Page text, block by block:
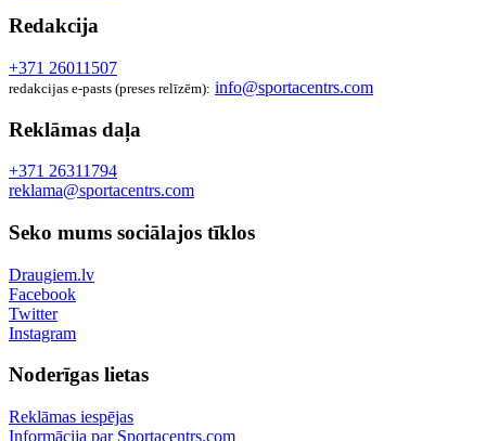
Redakcija
+371 26011507
redakcijas e-pasts (preses relīzēm): info@sportacentrs.com
Reklāmas daļa
+371 26311794
reklama@sportacentrs.com
Seko mums sociālajos tīklos
Draugiem.lv
Facebook
Twitter
Instagram
Noderīgas lietas
Reklāmas iespējas
Informācija par Sportacentrs.com